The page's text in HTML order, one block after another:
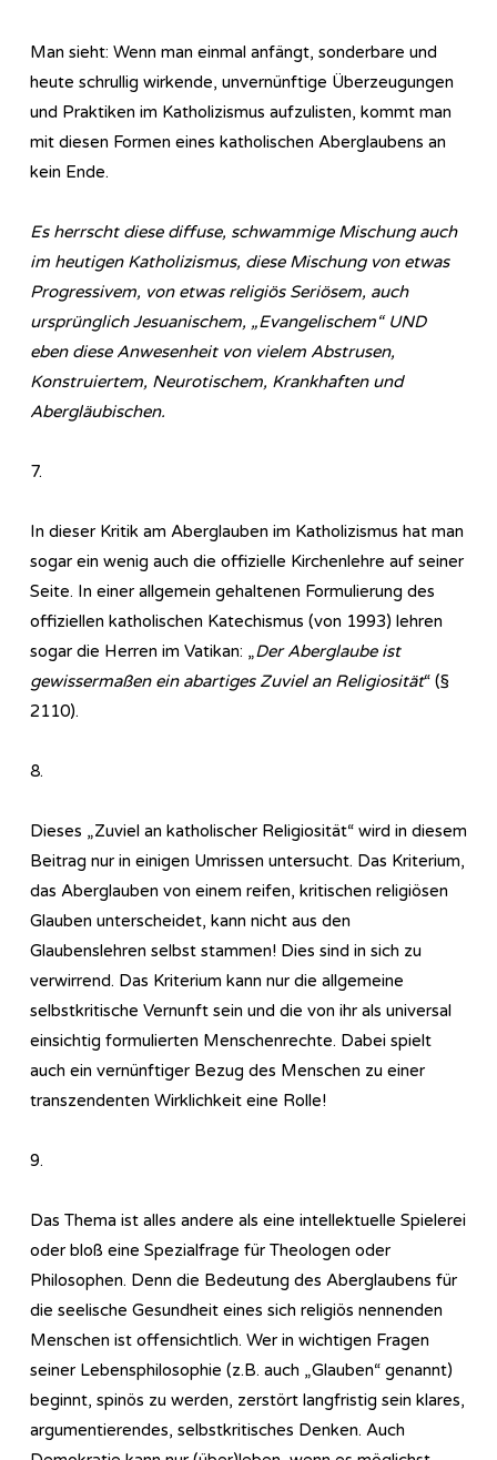
Man sieht: Wenn man einmal anfängt, sonderbare und
heute schrullig wirkende, unvernünftige Überzeugungen
und Praktiken im Katholizismus aufzulisten, kommt man
mit diesen Formen eines katholischen Aberglaubens an
kein Ende.
Es herrscht diese diffuse, schwammige Mischung auch
im heutigen Katholizismus, diese Mischung von etwas
Progressivem, von etwas religiös Seriösem, auch
ursprünglich Jesuanischem, „Evangelischem“ UND
eben diese Anwesenheit von vielem Abstrusen,
Konstruiertem, Neurotischem, Krankhaften und
Abergläubischen.
7.
In dieser Kritik am Aberglauben im Katholizismus hat man
sogar ein wenig auch die offizielle Kirchenlehre auf seiner
Seite. In einer allgemein gehaltenen Formulierung des
offiziellen katholischen Katechismus (von 1993) lehren
sogar die Herren im Vatikan: „Der Aberglaube ist
gewissermaßen ein abartiges Zuviel an Religiosität“ (§
2110).
8.
Dieses „Zuviel an katholischer Religiosität“ wird in diesem
Beitrag nur in einigen Umrissen untersucht. Das Kriterium,
das Aberglauben von einem reifen, kritischen religiösen
Glauben unterscheidet, kann nicht aus den
Glaubenslehren selbst stammen! Dies sind in sich zu
verwirrend. Das Kriterium kann nur die allgemeine
selbstkritische Vernunft sein und die von ihr als universal
einsichtig formulierten Menschenrechte. Dabei spielt
auch ein vernünftiger Bezug des Menschen zu einer
transzendenten Wirklichkeit eine Rolle!
9.
Das Thema ist alles andere als eine intellektuelle Spielerei
oder bloß eine Spezialfrage für Theologen oder
Philosophen. Denn die Bedeutung des Aberglaubens für
die seelische Gesundheit eines sich religiös nennenden
Menschen ist offensichtlich. Wer in wichtigen Fragen
seiner Lebensphilosophie (z.B. auch „Glauben“ genannt)
beginnt, spinös zu werden, zerstört langfristig sein klares,
argumentierendes, selbstkritisches Denken. Auch